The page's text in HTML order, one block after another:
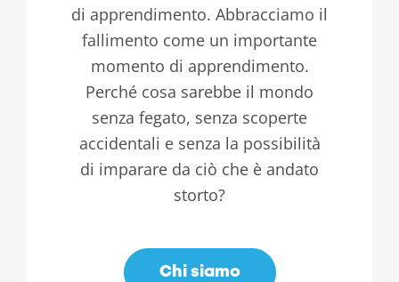
di apprendimento. Abbracciamo il
fallimento come un importante
momento di apprendimento.
Perché cosa sarebbe il mondo
senza fegato, senza scoperte
accidentali e senza la possibilità
di imparare da ciò che è andato
storto?
Chi siamo